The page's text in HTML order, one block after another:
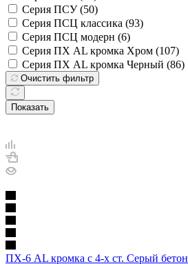
Серия ПСУ (50)
Серия ПСЦ классика (93)
Серия ПСЦ модерн (6)
Серия ПХ AL кромка Хром (107)
Серия ПХ AL кромка Черный (86)
Очистить фильтр
Показать
ПХ-6 AL кромка с 4-х ст. Серый бетон